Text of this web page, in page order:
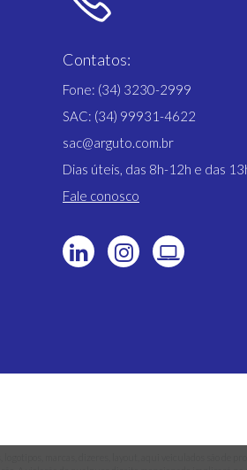
Contatos:
Fone: (34) 3230-2999
SAC: (34) 99931-4622
sac@arguto.com.br
Dias úteis, das 8h-12h e das
Fale conosco